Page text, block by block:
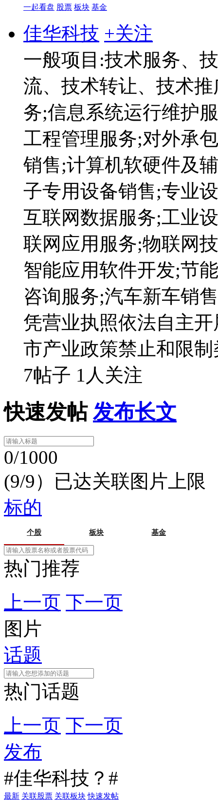
一起看盘 股票 板块 基金
佳华科技 +关注
一般项目:技术服务、
流、技术转让、技术
务;信息系统运行维护
工程管理服务;对外承
销售;计算机软硬件及
子专用设备销售;专业
互联网数据服务;工业
联网应用服务;物联网
智能应用软件开发;节
咨询服务;汽车新车销
凭营业执照依法自主
市产业政策禁止和限
7帖子 1人关注
快速发帖 发布长文
0/1000
(9/9）已达关联图片上限
标的
个股 板块 基金
热门推荐
上一页 下一页
图片
话题
热门话题
上一页 下一页
发布
#佳华科技？#
最新 关联股票 关联板块 快速发帖